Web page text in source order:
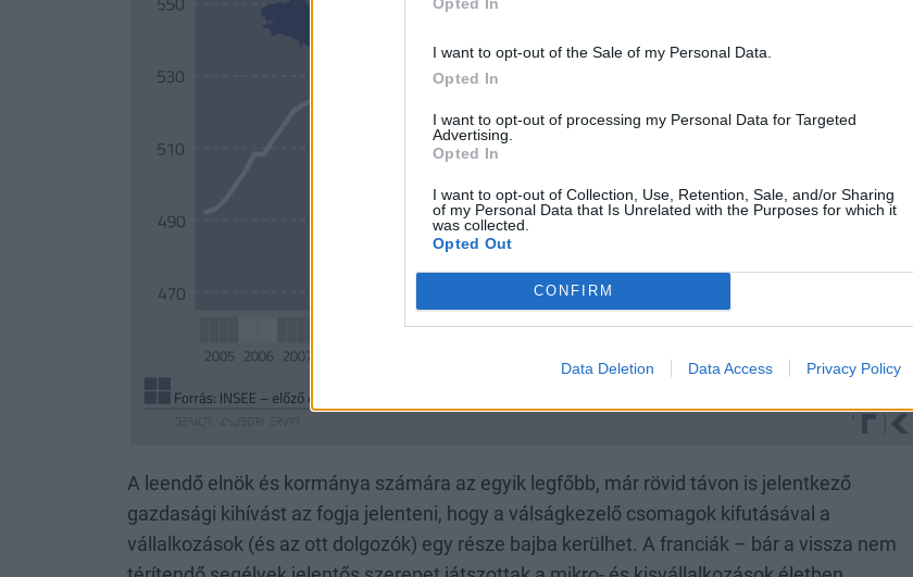
I want to opt-out of the Sale of my Personal Data.
Opted In
I want to opt-out of processing my Personal Data for Targeted
Advertising.
Opted In
I want to opt-out of Collection, Use, Retention, Sale, and/or Sharing
of my Personal Data that Is Unrelated with the Purposes for which it
was collected.
Opted Out
CONFIRM
Data Deletion Data Access Privacy Policy
A leendő elnök és kormánya számára az egyik legfőbb, már rövid távon is jelentkező
gazdasági kihívást az fogja jelenteni, hogy a válságkezelő csomagok kifutásával a
vállalkozások (és az ott dolgozók) egy része bajba kerülhet. A franciák – bár a vissza nem